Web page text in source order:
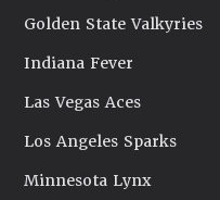
Golden State Valkyries
Indiana Fever
Las Vegas Aces
Los Angeles Sparks
Minnesota Lynx